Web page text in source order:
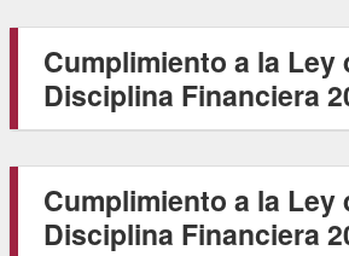
Cumplimiento a la Ley
Disciplina Financiera
Cumplimiento a la Ley
Disciplina Financiera